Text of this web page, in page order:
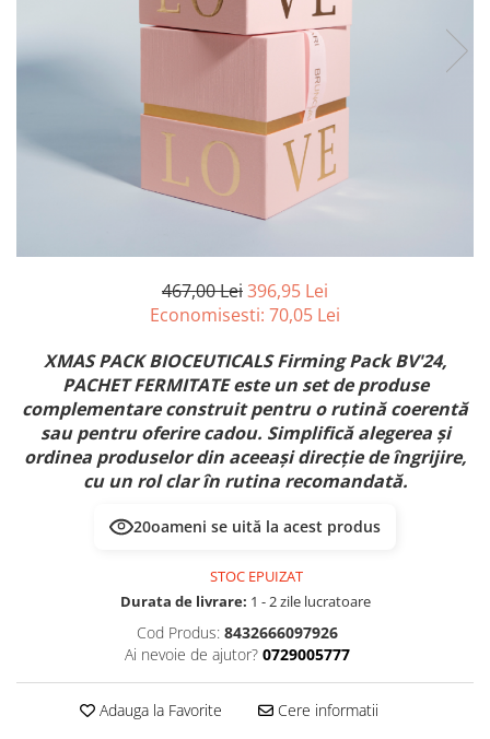
Body Care - Pentru corp
Collagen Booster - Ten Matur
Glyco System - Acid Glicolic
LAB TECH CARE
467,00 Lei396,95 Lei
Economisesti: 70,05 Lei
XMAS PACK BIOCEUTICALS Firming Pack BV'24,
PACHET FERMITATE este un set de produse
complementare construit pentru o rutină coerentă
sau pentru oferire cadou. Simplifică alegerea și
ordinea produselor din aceeași direcție de îngrijire,
cu un rol clar în rutina recomandată.
20oameni se uită la acest produs
STOC EPUIZAT
Durata de livrare: 1 - 2 zile lucratoare
Cod Produs: 8432666097926
Ai nevoie de ajutor? 0729005777
Adauga la Favorite Cere informatii